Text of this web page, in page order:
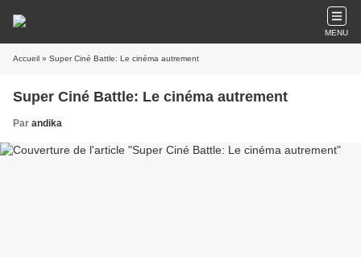
MENU
Accueil » Super Ciné Battle: Le cinéma autrement
Super Ciné Battle: Le cinéma autrement
Par andika